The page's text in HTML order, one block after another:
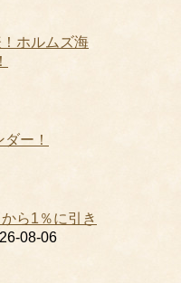
ホルムズ海
ー！
ら1％に引き
08-06